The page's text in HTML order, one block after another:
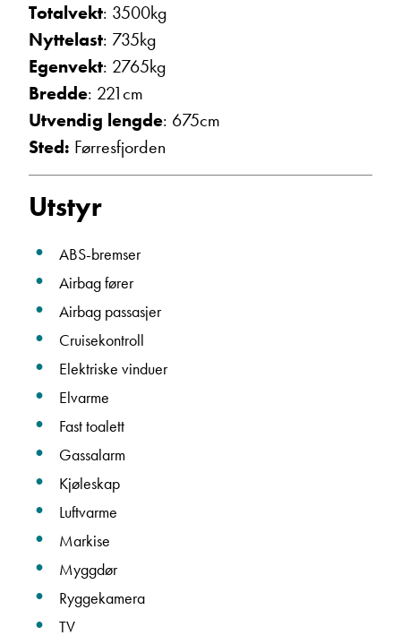
Totalvekt: 3500kg
Nyttelast: 735kg
Egenvekt: 2765kg
Bredde: 221cm
Utvendig lengde: 675cm
Sted: Førresfjorden
Utstyr
ABS-bremser
Airbag fører
Airbag passasjer
Cruisekontroll
Elektriske vinduer
Elvarme
Fast toalett
Gassalarm
Kjøleskap
Luftvarme
Markise
Myggdør
Ryggekamera
TV